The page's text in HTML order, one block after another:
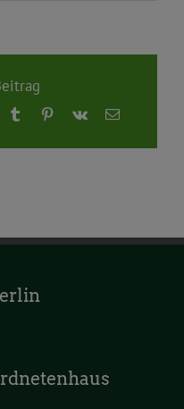
TumblrPinterest
Vk
E-